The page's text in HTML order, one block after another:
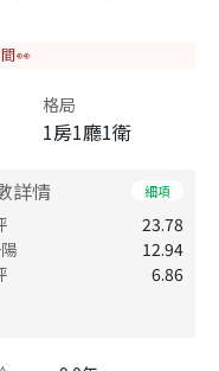
👀
格局
1房1廳1衛
詳情 細項
23.78
12.94
6.86